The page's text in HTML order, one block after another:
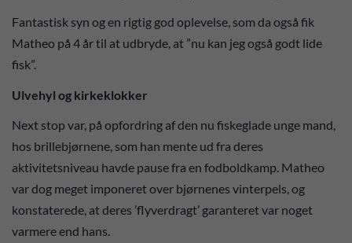
Fantastisk syn og en rigtig god oplevelse, som da også fik
Matheo på 4 år til at udbryde, at ”nu kan jeg også godt lide
fisk”.
Ulvehyl og kirkeklokker
Next stop var, på opfordring af den nu fiskeglade unge mand,
hos brillebjørnene, som han mente ud fra deres
aktivitetsniveau havde pause fra en fodboldkamp. Matheo
var dog meget imponeret over bjørnenes vinterpels, og
konstaterede, at deres ’flyverdragt’ garanteret var noget
varmere end hans.